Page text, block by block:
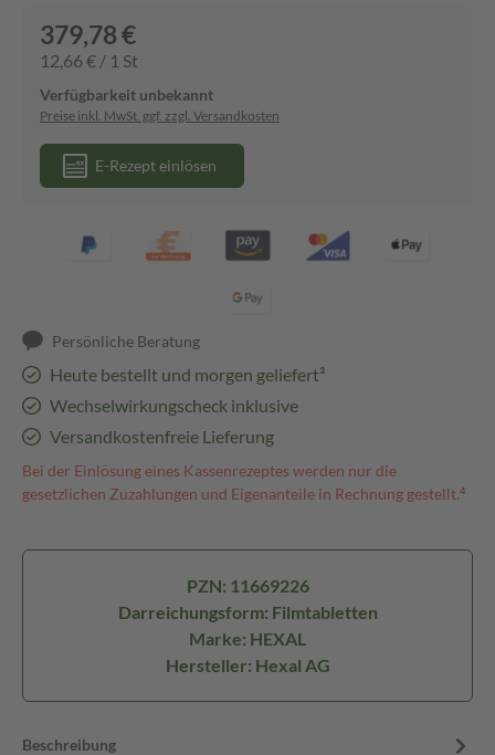
379,78 €
12,66 € / 1 St
Verfügbarkeit unbekannt
Preise inkl. MwSt. ggf. zzgl. Versandkosten
E-Rezept einlösen
Persönliche Beratung
Heute bestellt und morgen geliefert³
Wechselwirkungscheck inklusive
Versandkostenfreie Lieferung
Bei der Einlösung eines Kassenrezeptes werden nur die
gesetzlichen Zuzahlungen und Eigenanteile in Rechnung gestellt.⁴
PZN: 11669226
Darreichungsform: Filmtabletten
Marke: HEXAL
Hersteller: Hexal AG
Beschreibung